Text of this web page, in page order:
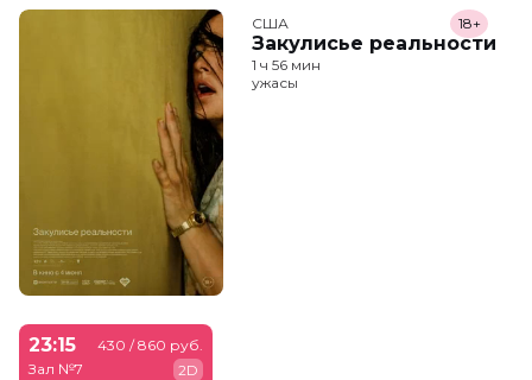
США
Закулисье реальности
18+
1 ч 56 мин
ужасы
23:15
Зал №7
430 / 860 руб.
2D